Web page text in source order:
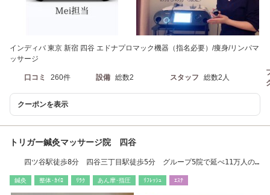
インディバ 東京 新宿 四谷 エドナプロマック機器（指名必要）/痩身/リンパマ
ッサージ
口コミ 260件 設備 総数2 スタッフ 総数2人
クーポンを表示
トリガー鍼灸マッサージ院 四谷
四ツ谷駅徒歩8分 四谷三丁目駅徒歩5分 グループ5院で延べ11万人の
鍼灸 整体･ｶｲﾛ ﾘﾗｸ あん摩･指圧 ﾘﾌﾚｯｼｭ ｴｽﾃ